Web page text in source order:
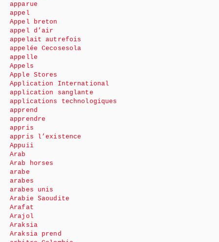
apparue
appel
Appel breton
appel d’air
appelait autrefois
appelée Cecosesola
appelle
Appels
Apple Stores
Application International
application sanglante
applications technologiques
apprend
apprendre
appris
appris l’existence
Appuii
Arab
Arab horses
arabe
arabes
arabes unis
Arabie Saoudite
Arafat
Arajol
Araksia
Araksia prend